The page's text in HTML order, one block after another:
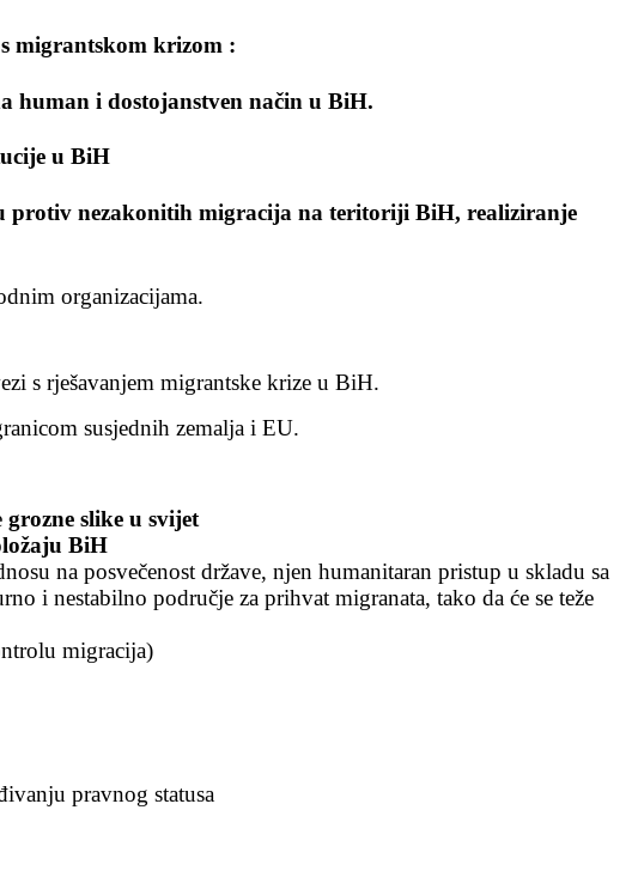
migrantskom krizom :
human i dostojanstven način u BiH.
u BiH
protiv nezakonitih migracija na teritoriji BiH, realiziranje
organizacijama.
s rješavanjem migrantske krize u BiH.
susjednih zemalja i EU.
grozne slike u svijet
BiH
na posvečenost države, njen humanitaran pristup u skladu sa
i nestabilno područje za prihvat migranata, tako da će se teže
migracija)
pravnog statusa